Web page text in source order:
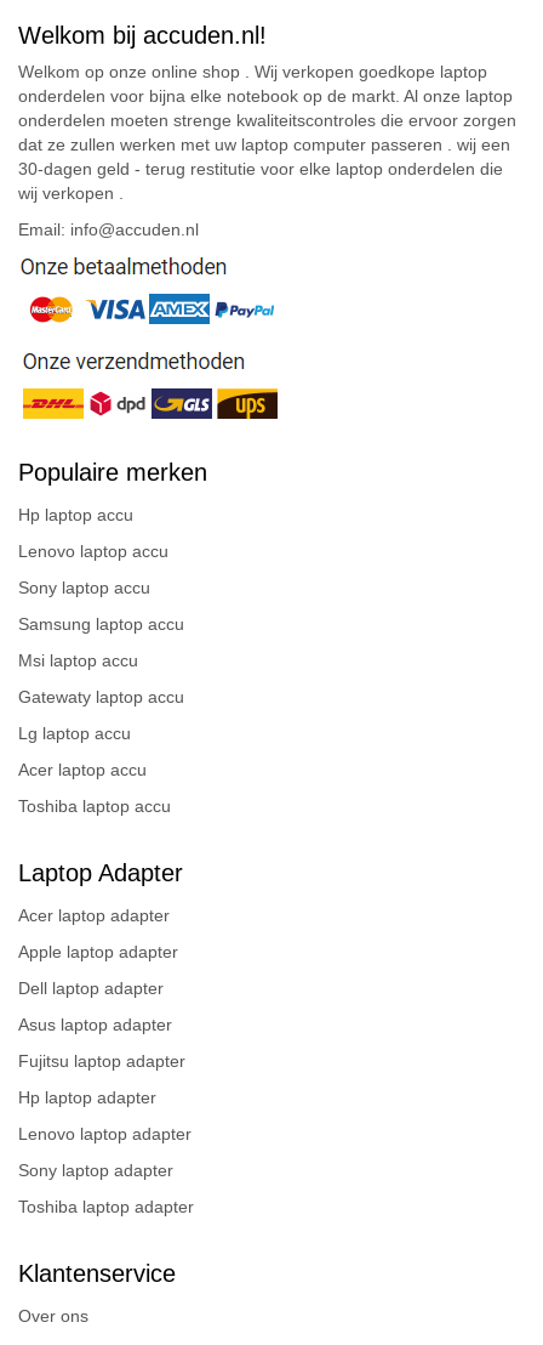
Welkom bij accuden.nl!
Welkom op onze online shop . Wij verkopen goedkope laptop
onderdelen voor bijna elke notebook op de markt. Al onze laptop
onderdelen moeten strenge kwaliteitscontroles die ervoor zorgen
dat ze zullen werken met uw laptop computer passeren . wij een
30-dagen geld - terug restitutie voor elke laptop onderdelen die
wij verkopen .
Email: info@accuden.nl
Populaire merken
Hp laptop accu
Lenovo laptop accu
Sony laptop accu
Samsung laptop accu
Msi laptop accu
Gatewaty laptop accu
Lg laptop accu
Acer laptop accu
Toshiba laptop accu
Laptop Adapter
Acer laptop adapter
Apple laptop adapter
Dell laptop adapter
Asus laptop adapter
Fujitsu laptop adapter
Hp laptop adapter
Lenovo laptop adapter
Sony laptop adapter
Toshiba laptop adapter
Klantenservice
Over ons